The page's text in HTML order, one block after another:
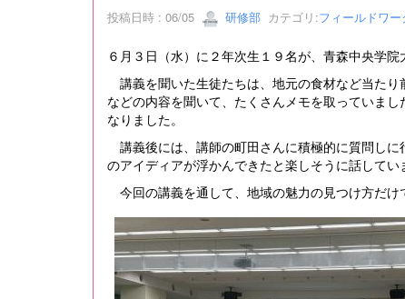
投稿日時 : 06/05 研修部 カテゴリ:フィールドワー
６月３日（水）に２年次生１９名が、青森中央学
講義を聞いた生徒たちは、地元の食材など当た
などの内容を聞いて、たくさんメモを取っていま
なりました。
講義後には、講師の町田さんに積極的に質問し
のアイディアが浮かんできたと楽しそうに話してい
今回の講義を通して、地域の魅力の見つけ方だけ